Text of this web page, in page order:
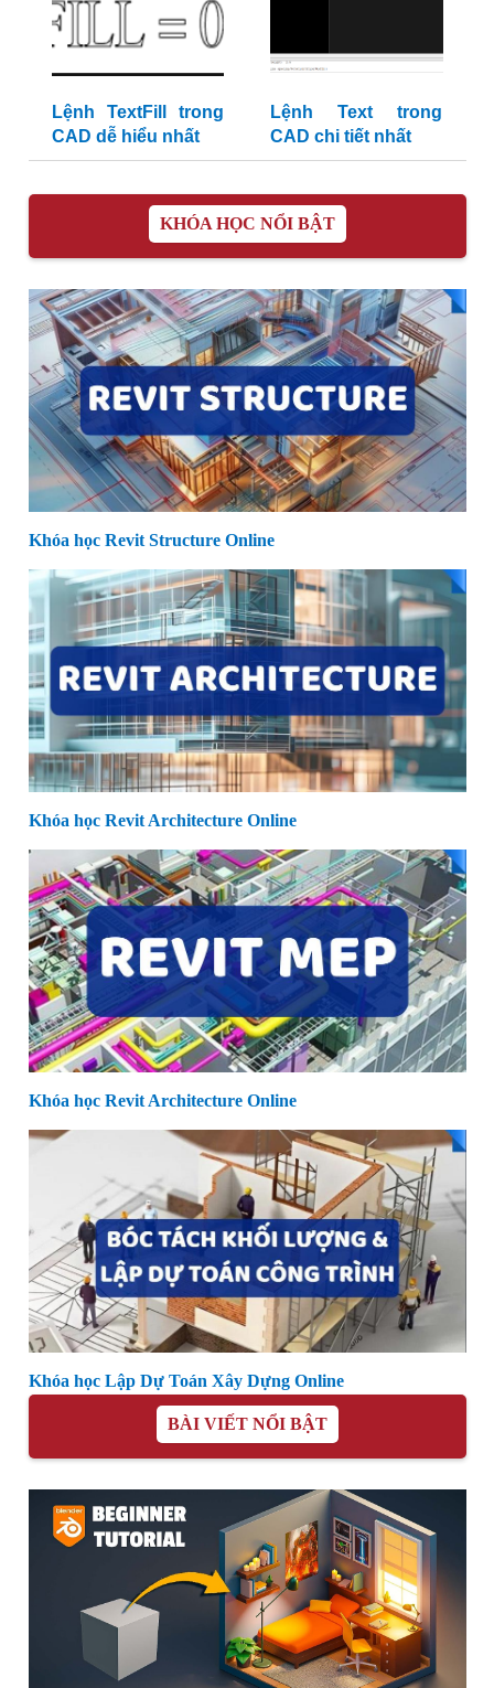
Lệnh TextFill trong
CAD dễ hiểu nhất
Lệnh Text trong
CAD chi tiết nhất
KHÓA HỌC NỔI BẬT
Khóa học Revit Structure Online
Khóa học Revit Architecture Online
Khóa học Revit Architecture Online
Khóa học Lập Dự Toán Xây Dựng Online
BÀI VIẾT NỔI BẬT